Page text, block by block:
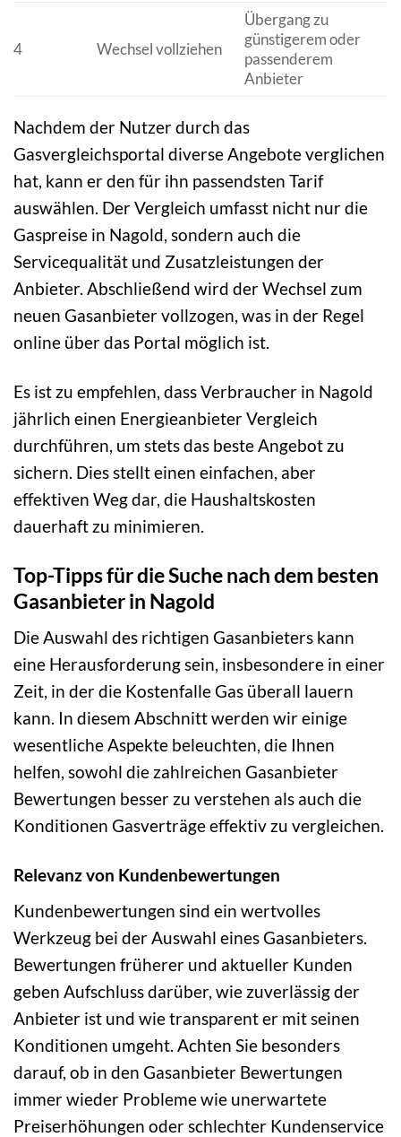
4 Wechsel vollziehen
Übergang zu
günstigerem oder
passenderem
Anbieter
Nachdem der Nutzer durch das
Gasvergleichsportal diverse Angebote verglichen
hat, kann er den für ihn passendsten Tarif
auswählen. Der Vergleich umfasst nicht nur die
Gaspreise in Nagold, sondern auch die
Servicequalität und Zusatzleistungen der
Anbieter. Abschließend wird der Wechsel zum
neuen Gasanbieter vollzogen, was in der Regel
online über das Portal möglich ist.
Es ist zu empfehlen, dass Verbraucher in Nagold
jährlich einen Energieanbieter Vergleich
durchführen, um stets das beste Angebot zu
sichern. Dies stellt einen einfachen, aber
effektiven Weg dar, die Haushaltskosten
dauerhaft zu minimieren.
Top-Tipps für die Suche nach dem besten
Gasanbieter in Nagold
Die Auswahl des richtigen Gasanbieters kann
eine Herausforderung sein, insbesondere in einer
Zeit, in der die Kostenfalle Gas überall lauern
kann. In diesem Abschnitt werden wir einige
wesentliche Aspekte beleuchten, die Ihnen
helfen, sowohl die zahlreichen Gasanbieter
Bewertungen besser zu verstehen als auch die
Konditionen Gasverträge effektiv zu vergleichen.
Relevanz von Kundenbewertungen
Kundenbewertungen sind ein wertvolles
Werkzeug bei der Auswahl eines Gasanbieters.
Bewertungen früherer und aktueller Kunden
geben Aufschluss darüber, wie zuverlässig der
Anbieter ist und wie transparent er mit seinen
Konditionen umgeht. Achten Sie besonders
darauf, ob in den Gasanbieter Bewertungen
immer wieder Probleme wie unerwartete
Preiserhöhungen oder schlechter Kundenservice